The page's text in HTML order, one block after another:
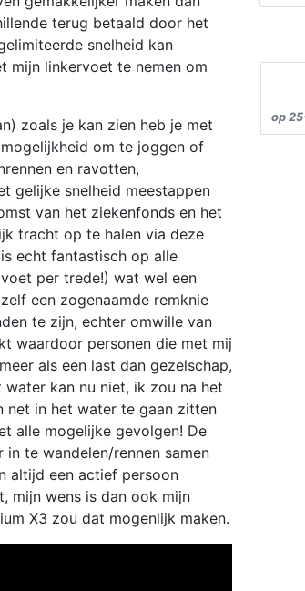
terug betaald door het
snelheid kan
mijn linkervoet te nemen om
zoals je kan zien heb je met
om te joggen of
en ravotten,
gelijke snelheid meestappen
van het ziekenfonds en het
tracht op te halen via deze
echt fantastisch op alle
per trede!) wat wel een
een zogenaamde remknie
te zijn, echter omwille van
waardoor personen die met mij
als een last dan gezelschap,
kan nu niet, ik zou na het
net in het water te gaan zitten
alle mogelijke gevolgen! De
te wandelen/rennen samen
altijd een actief persoon
mijn wens is dan ook mijn
X3 zou dat mogenlijk maken.
op